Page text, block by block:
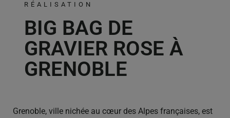
RÉALISATION
BIG BAG DE
GRAVIER ROSE À
GRENOBLE
Grenoble, ville nichée au cœur des Alpes françaises, est